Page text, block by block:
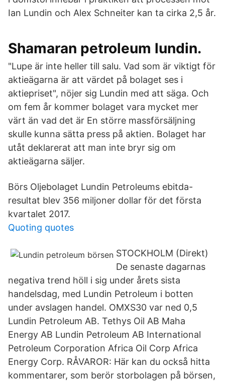
Ian Lundin och Alex Schneiter kan ta cirka 2,5 år.
Shamaran petroleum lundin.
"Lupe är inte heller till salu. Vad som är viktigt för
aktieägarna är att värdet på bolaget ses i
aktiepriset", nöjer sig Lundin med att säga. Och
om fem år kommer bolaget vara mycket mer
värt än vad det är En större massförsäljning
skulle kunna sätta press på aktien. Bolaget har
utåt deklarerat att man inte bryr sig om
aktieägarna säljer.
Börs Oljebolaget Lundin Petroleums ebitda-
resultat blev 356 miljoner dollar för det första
kvartalet 2017.
Quoting quotes
STOCKHOLM (Direkt)
De senaste dagarnas
negativa trend höll i sig under årets sista
handelsdag, med Lundin Petroleum i botten
under avslagen handel. OMXS30 var ned 0,5
Lundin Petroleum AB. Tethys Oil AB Maha
Energy AB Lundin Petroleum AB International
Petroleum Corporation Africa Oil Corp Africa
Energy Corp. RÅVAROR: Här kan du också hitta
kommentarer, som berör storbolagen på börsen,